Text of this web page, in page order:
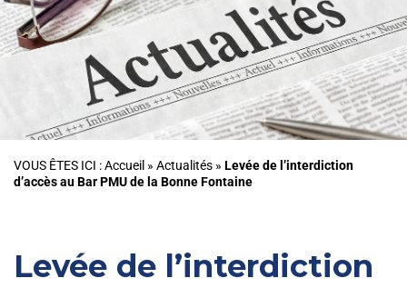
VOUS ÊTES ICI :Accueil » Actualités » Levée de l’interdiction
d’accès au Bar PMU de la Bonne Fontaine
Levée de l’interdiction